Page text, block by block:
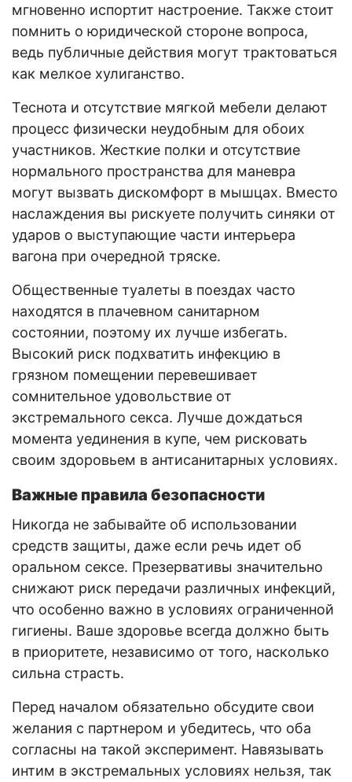
мгновенно испортит настроение. Также стоит
помнить о юридической стороне вопроса,
ведь публичные действия могут трактоваться
как мелкое хулиганство.
Теснота и отсутствие мягкой мебели делают
процесс физически неудобным для обоих
участников. Жесткие полки и отсутствие
нормального пространства для маневра
могут вызвать дискомфорт в мышцах. Вместо
наслаждения вы рискуете получить синяки от
ударов о выступающие части интерьера
вагона при очередной тряске.
Общественные туалеты в поездах часто
находятся в плачевном санитарном
состоянии, поэтому их лучше избегать.
Высокий риск подхватить инфекцию в
грязном помещении перевешивает
сомнительное удовольствие от
экстремального секса. Лучше дождаться
момента уединения в купе, чем рисковать
своим здоровьем в антисанитарных условиях.
Важные правила безопасности
Никогда не забывайте об использовании
средств защиты, даже если речь идет об
оральном сексе. Презервативы значительно
снижают риск передачи различных инфекций,
что особенно важно в условиях ограниченной
гигиены. Ваше здоровье всегда должно быть
в приоритете, независимо от того, насколько
сильна страсть.
Перед началом обязательно обсудите свои
желания с партнером и убедитесь, что оба
согласны на такой эксперимент. Навязывать
интим в экстремальных условиях нельзя, так